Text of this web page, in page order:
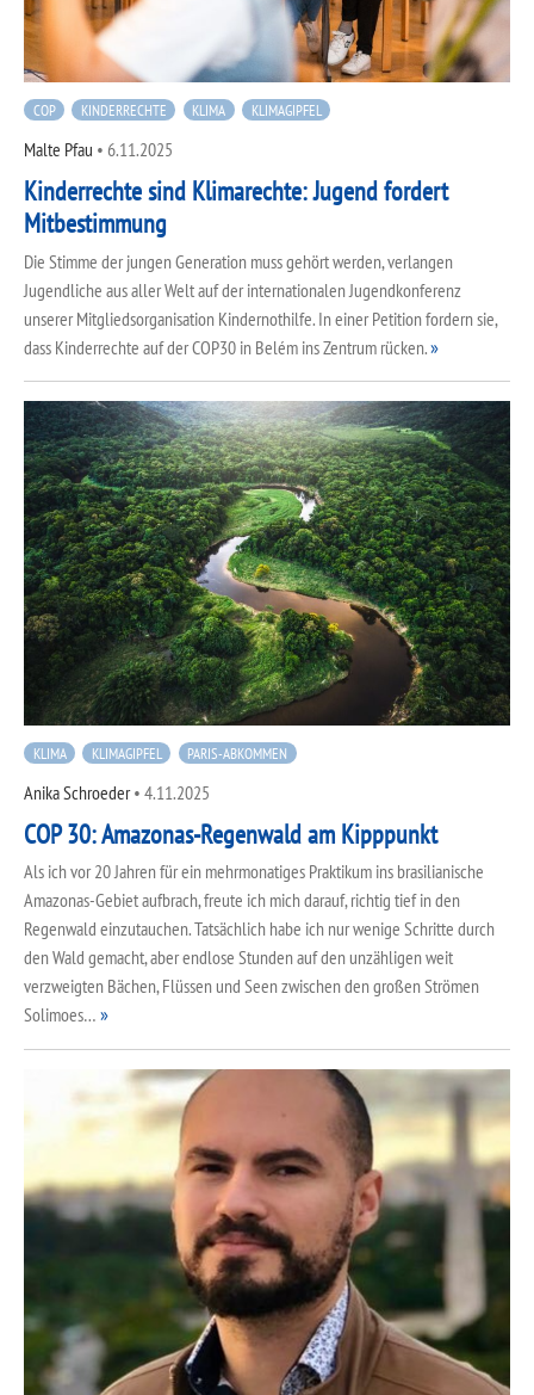
COP KINDERRECHTE KLIMA KLIMAGIPFEL
Malte Pfau • 6.11.2025
Kinderrechte sind Klimarechte: Jugend fordert
Mitbestimmung
Die Stimme der jungen Generation muss gehört werden, verlangen
Jugendliche aus aller Welt auf der internationalen Jugendkonferenz
unserer Mitgliedsorganisation Kindernothilfe. In einer Petition fordern sie,
dass Kinderrechte auf der COP30 in Belém ins Zentrum rücken.
KLIMA KLIMAGIPFEL PARIS-ABKOMMEN
Anika Schroeder• 4.11.2025
COP 30: Amazonas-Regenwald am Kipppunkt
Als ich vor 20 Jahren für ein mehrmonatiges Praktikum ins brasilianische
Amazonas-Gebiet aufbrach, freute ich mich darauf, richtig tief in den
Regenwald einzutauchen. Tatsächlich habe ich nur wenige Schritte durch
den Wald gemacht, aber endlose Stunden auf den unzähligen weit
verzweigten Bächen, Flüssen und Seen zwischen den großen Strömen
Solimoes…